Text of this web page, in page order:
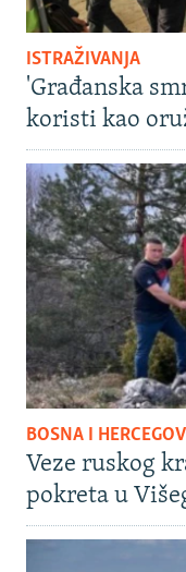
ISTRAŽIVANJA
'Građanska
koristi kao
BOSNA I
Veze ruskog
pokreta u